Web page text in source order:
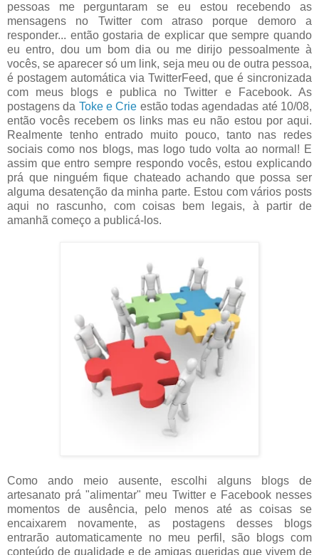
pessoas me perguntaram se eu estou recebendo as
mensagens no Twitter com atraso porque demoro a
responder... então gostaria de explicar que sempre quando
eu entro, dou um bom dia ou me dirijo pessoalmente à
vocês, se aparecer só um link, seja meu ou de outra pessoa,
é postagem automática via TwitterFeed, que é sincronizada
com meus blogs e publica no Twitter e Facebook. As
postagens da Toke e Crie estão todas agendadas até 10/08,
então vocês recebem os links mas eu não estou por aqui.
Realmente tenho entrado muito pouco, tanto nas redes
sociais como nos blogs, mas logo tudo volta ao normal! E
assim que entro sempre respondo vocês, estou explicando
prá que ninguém fique chateado achando que possa ser
alguma desatenção da minha parte. Estou com vários posts
aqui no rascunho, com coisas bem legais, à partir de
amanhã começo a publicá-los.
Como ando meio ausente, escolhi alguns blogs de
artesanato prá "alimentar" meu Twitter e Facebook nesses
momentos de ausência, pelo menos até as coisas se
encaixarem novamente, as postagens desses blogs
entrarão automaticamente no meu perfil, são blogs com
conteúdo de qualidade e de amigas queridas que vivem de